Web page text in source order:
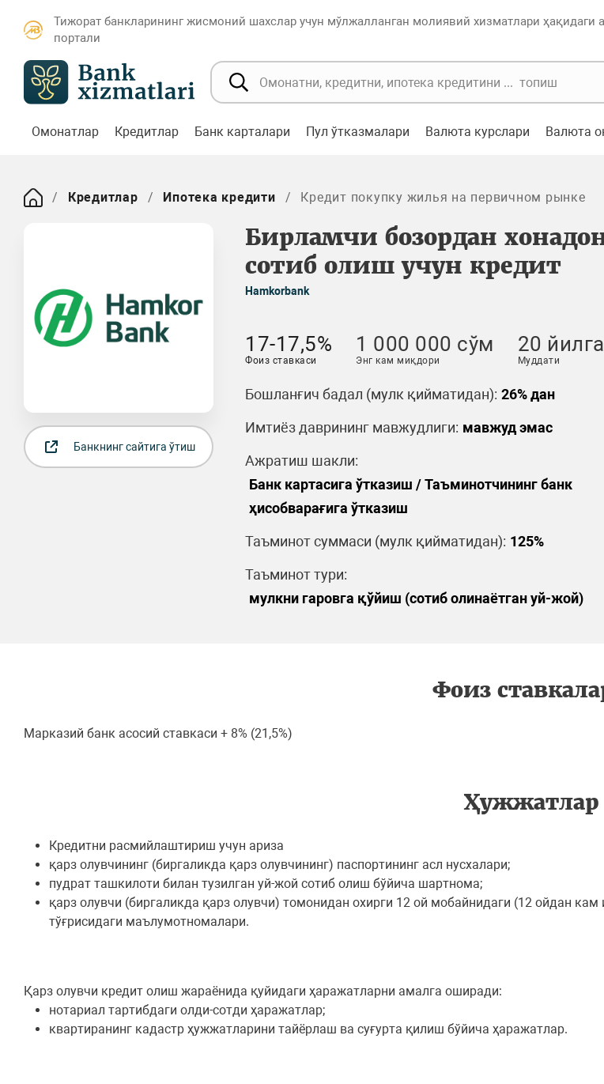
Тижорат банкларининг жисмоний шахслар учун мўлжалланган молиявий хизматлари ҳақидаги
портали
Омонатлар Кредитлар Банк карталари Пул ўтказмалари Валюта курслари Валюта
Кредитлар Ипотека кредити Кредит покупку жилья на первичном рынке
Бирламчи бозордан
сотиб олиш учун кредит
Hamkorbank
Банкнинг сайтига ўтиш
17-17,5%
Фоиз ставкаси
1 000 000 сўм
Энг кам миқдори
20
Муддати
Бошланғич бадал (мулк қийматидан): 26% дан
Имтиёз даврининг мавжудлиги: мавжуд эмас
Ажратиш шакли:
Банк картасига ўтказиш / Таъминотчининг банк
ҳисобварағига ўтказиш
Таъминот суммаси (мулк қийматидан): 125%
Таъминот тури:
мулкни гаровга қўйиш (сотиб олинаётган уй-жой)
Фоиз
Марказий банк асосий ставкаси + 8% (21,5%)
Ҳужжатлар
Кредитни расмийлаштириш учун ариза
қарз олувчининг (биргаликда қарз олувчининг) паспортининг асл нусхалари;
пудрат ташкилоти билан тузилган уй-жой сотиб олиш бўйича шартнома;
қарз олувчи (биргаликда қарз олувчи) томонидан охирги 12 ой мобайнидаги (12 ойдан
тўғрисидаги маълумотномалари.
Қарз олувчи кредит олиш жараёнида қуйидаги ҳаражатларни амалга оширади:
нотариал тартибдаги олди-сотди ҳаражатлар;
квартиранинг кадастр ҳужжатларини тайёрлаш ва суғурта қилиш бўйича ҳаражатлар.